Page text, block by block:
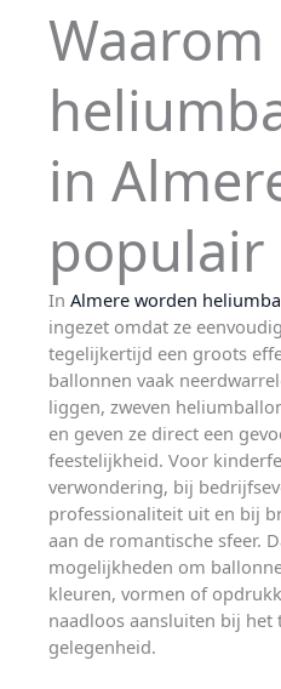
Waarom
in
populair
In Almere worden
ingezet omdat ze
tegelijkertijd een groots
ballonnen vaak
liggen, zweven
en geven ze direct een
feestelijkheid. Voor
verwondering, bij
professionaliteit uit en bij
aan de romantische sfeer.
mogelijkheden om
kleuren, vormen of
naadloos aansluiten bij het
gelegenheid.